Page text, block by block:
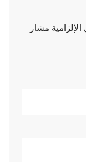
الإلزامية مشار